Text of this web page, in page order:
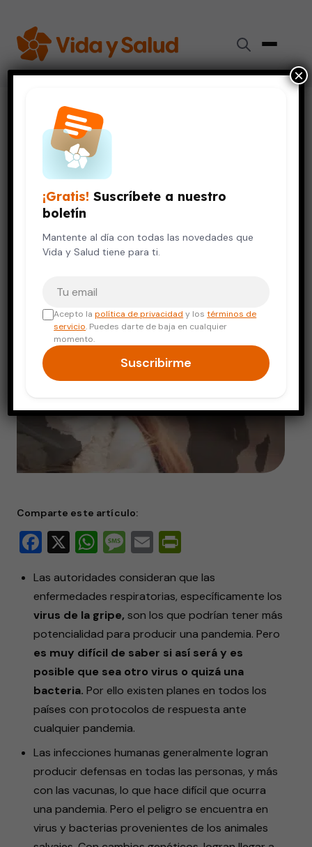
Vida Saludable
VIDA SALUDABLE
¿Viene una nueva pandemia?
24 de enero, 2024
Comparte este artículo:
Facebook
X WhatsApp
Message
Email
Las autoridades consideran que las
enfermedades respiratorias, específicamente los
virus de la gripe, son los que podrían tener más
potencialidad para producir una pandemia. Pero
es muy difícil de saber si así será y es
posible que sea otro virus o quizá una
bacteria. Por ello existen planes en todos los
países con protocolos de respuesta ante
cualquier pandemia.
Las infecciones humanas generalmente logran
producir defensas en todas las personas, y más
con las vacunas, lo que hace difícil que ocurra
una pandemia. Pero el peligro se encuentra en
virus y bacterias provenientes de los animales
¡Gratis! Suscríbete a nuestro
boletín
Mantente al día con todas las novedades que
Vida y Salud tiene para ti.
Acepto lapolítica de privacidad y lostérminos de
servicio. Puedes darte de baja en cualquier
momento.
Suscribirme
×